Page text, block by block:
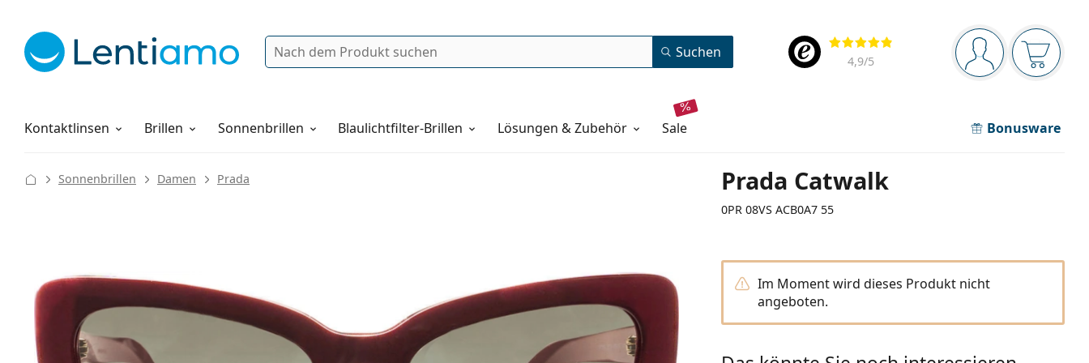
Navigationsleiste
Sie sind Der
Bewertung
4,9/5
Suche Suchen
Kontaktlinsen
Pflegemittel Brillen Sonnenbrillen Blaulichtfilter-Brillen Lösungen & Zubehör sale Bonusware
Alles über den Einkauf
Prada Catwalk
0PR 08VS ACB0A7 55
Sonnenbrillen Damen Prada
Im Moment wird dieses Produkt nicht
angeboten.